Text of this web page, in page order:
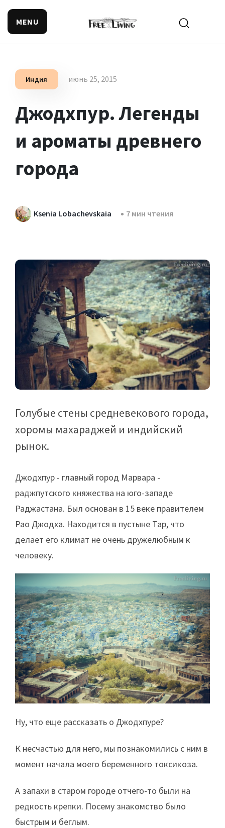
MENU
Индия июнь 25, 2015
Джодхпур. Легенды
и ароматы древнего
города
Ksenia Lobachevskaia 7 мин чтения
Голубые стены средневекового города,
хоромы махараджей и индийский
рынок.
Джодхпур - главный город Марвара -
раджпутского княжества на юго-западе
Раджастана. Был основан в 15 веке правителем
Рао Джодха. Находится в пустыне Тар, что
делает его климат не очень дружелюбным к
человеку.
Ну, что еще рассказать о Джодхпуре?
К несчастью для него, мы познакомились с ним в
момент начала моего беременного токсикоза.
А запахи в старом городе отчего-то были на
редкость крепки. Посему знакомство было
быстрым и беглым.